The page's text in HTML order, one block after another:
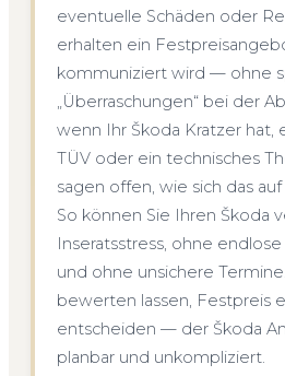
eventuelle Schäden oder
erhalten ein
kommuniziert wird — ohne
„Überraschungen“ bei der
wenn Ihr Škoda Kratzer hat,
TÜV oder ein technisches
sagen offen, wie sich das
So können Sie Ihren Škoda
Inseratsstress, ohne
und ohne unsichere
bewerten lassen, Festpreis
entscheiden — der Škoda
planbar und unkompliziert.